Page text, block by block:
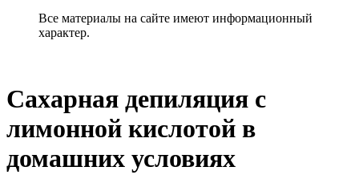
Все материалы на сайте имеют информационный
характер.
Сахарная депиляция с
лимонной кислотой в
домашних условиях